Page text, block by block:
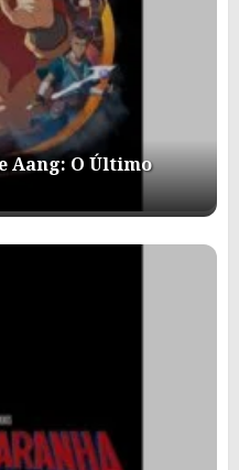
Aang: O Último